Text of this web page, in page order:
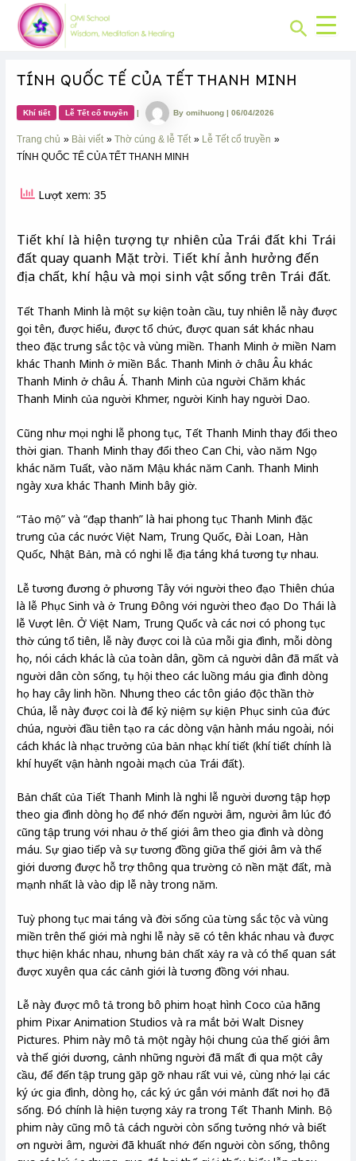
content
Search
TÍNH QUỐC TẾ CỦA TẾT THANH MINH
Khí tiết Lễ Tết cổ truyền | Byomihuong|06/04/2026
Trang chủ Bài viết Thờ cúng & lễ Tết
Lễ Tết cổ truyền
TÍNH QUỐC TẾ CỦA TẾT THANH MINH
Lượt xem: 35
Tiết khí là hiện tượng tự nhiên của Trái đất khi Trái
đất quay quanh Mặt trời. Tiết khí ảnh hưởng đến
địa chất, khí hậu và mọi sinh vật sống trên Trái đất.
Tết Thanh Minh là một sự kiện toàn cầu, tuy nhiên lễ này được
gọi tên, được hiểu, được tổ chức, được quan sát khác nhau
theo đặc trưng sắc tộc và vùng miền. Thanh Minh ở miền Nam
khác Thanh Minh ở miền Bắc. Thanh Minh ở châu Âu khác
Thanh Minh ở châu Á. Thanh Minh của người Chăm khác
Thanh Minh của người Khmer, người Kinh hay người Dao.
Cũng như mọi nghi lễ phong tục, Tết Thanh Minh thay đổi theo
thời gian. Thanh Minh thay đổi theo Can Chi, vào năm Ngọ
khác năm Tuất, vào năm Mậu khác năm Canh. Thanh Minh
ngày xưa khác Thanh Minh bây giờ.
“Tảo mộ” và “đạp thanh” là hai phong tục Thanh Minh đặc
trưng của các nước Việt Nam, Trung Quốc, Đài Loan, Hàn
Quốc, Nhật Bản, mà có nghi lễ địa táng khá tương tự nhau.
Lễ tương đương ở phương Tây với người theo đạo Thiên chúa
là lễ Phục Sinh và ở Trung Đông với người theo đạo Do Thái là
lễ Vượt lên. Ở Việt Nam, Trung Quốc và các nơi có phong tục
thờ cúng tổ tiên, lễ này được coi là của mỗi gia đình, mỗi dòng
họ, nói cách khác là của toàn dân, gồm cả người dân đã mất và
người dân còn sống, tụ hội theo các luồng máu gia đình dòng
họ hay cây linh hồn. Nhưng theo các tôn giáo độc thần thờ
Chúa, lễ này được coi là để kỷ niệm sự kiện Phục sinh của đức
chúa, người đầu tiên tạo ra các dòng vận hành máu ngoài, nói
cách khác là nhạc trưởng của bản nhạc khí tiết (khí tiết chính là
khí huyết vận hành ngoài mạch của Trái đất).
Bản chất của Tiết Thanh Minh là nghi lễ người dương tập hợp
theo gia đình dòng họ để nhớ đến người âm, người âm lúc đó
cũng tập trung với nhau ở thế giới âm theo gia đình và dòng
máu. Sự giao tiếp và sự tương đồng giữa thế giới âm và thế
giới dương được hỗ trợ thông qua trường cỏ nền mặt đất, mà
mạnh nhất là vào dịp lễ này trong năm.
Tuỳ phong tục mai táng và đời sống của từng sắc tộc và vùng
miền trên thế giới mà nghi lễ này sẽ có tên khác nhau và được
thực hiện khác nhau, nhưng bản chất xảy ra và có thể quan sát
được xuyên qua các cảnh giới là tương đồng với nhau.
Lễ này được mô tả trong bô phim hoạt hình Coco của hãng
phim Pixar Animation Studios và ra mắt bởi Walt Disney
Pictures. Phim này mô tả một ngày hội chung của thế giới âm
và thế giới dương, cảnh những người đã mất đi qua một cây
cầu, để đến tập trung găp gỡ nhau rất vui vẻ, cùng nhớ lại các
ký ức gia đình, dòng họ, các ký ức gắn với mảnh đất nơi họ đã
sống. Đó chính là hiện tượng xảy ra trong Tết Thanh Minh. Bộ
phim này cũng mô tả cách người còn sống tưởng nhớ và biết
ơn người âm, người đã khuất nhớ đến người còn sống, thông
Post
navigation
CHUYÊN
MỤC: